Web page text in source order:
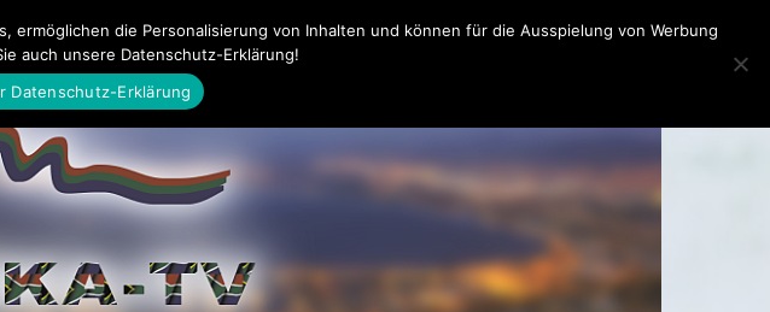
die Personalisierung von Inhalten und können für die Ausspielung von Werbung
auch unsere Datenschutz-Erklärung!
Datenschutz-Erklärung